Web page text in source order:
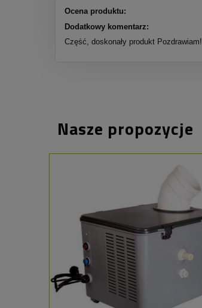
Ocena produktu:
Dodatkowy komentarz:
Część, doskonały produkt Pozdrawiam!
Nasze propozycje